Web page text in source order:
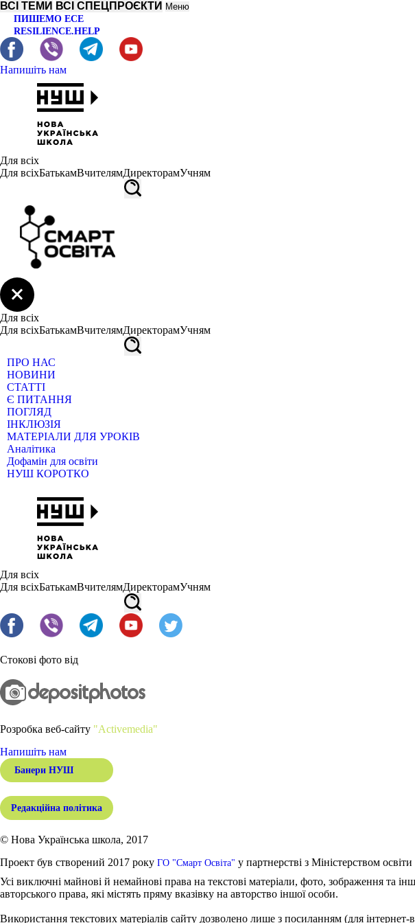
ВСІ ТЕМИ ВСІ СПЕЦПРОЄКТИ Меню
ПИШЕМО ЕСЕ
RESILIENCE.HELP
Напишіть нам
Для всіх
Для всіхБатькамВчителямДиректорамУчням
Для всіх
Для всіхБатькамВчителямДиректорамУчням
ПРО НАС
НОВИНИ
СТАТТІ
Є ПИТАННЯ
ПОГЛЯД
ІНКЛЮЗІЯ
МАТЕРІАЛИ ДЛЯ УРОКІВ
Аналітика
Дофамін для освіти
НУШ КОРОТКО
Для всіх
Для всіхБатькамВчителямДиректорамУчням
Стокові фото від
Розробка веб-сайту "Activemedia"
Напишіть нам
Банери НУШ
Редакційна політика
© Нова Українська школа, 2017
Проект був створений 2017 року ГО "Смарт Освіта" у партнерстві з Міністерством
Усі виключні майнові й немайнові права на текстові матеріали, фото, зображення та
авторського права, які містять пряму вказівку на авторство іншої особи.
Використання текстових матеріалів сайту дозволено лише з посиланням (для